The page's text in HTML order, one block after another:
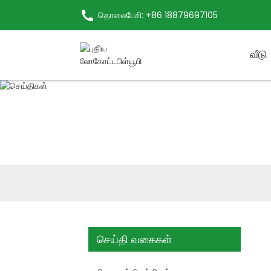
தொலைபேசி: +86 18879697105
வீடு
செய்தி வகைகள்